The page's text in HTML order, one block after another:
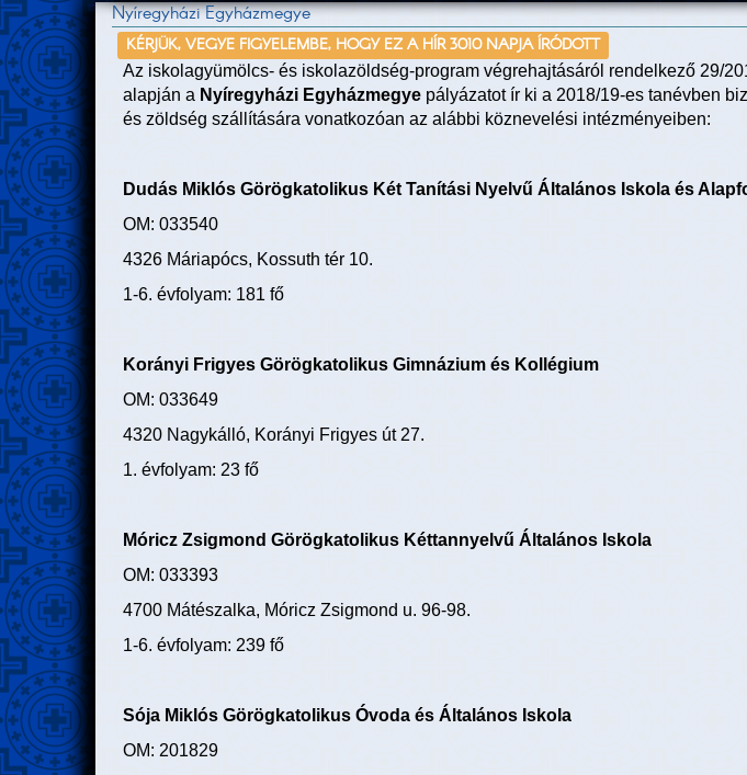
Nyíregyházi Egyházmegye
KÉRJÜK, VEGYE FIGYELEMBE, HOGY EZ A HÍR 3010 NAPJA ÍRÓDOTT
Az iskolagyümölcs- és iskolazöldség-program végrehajtásáról rendelkező 29/
alapján a Nyíregyházi Egyházmegye pályázatot ír ki a 2018/19-es tanévben
és zöldség szállítására vonatkozóan az alábbi köznevelési intézményeiben:
Dudás Miklós Görögkatolikus Két Tanítási Nyelvű Általános Iskola és
OM: 033540
4326 Máriapócs, Kossuth tér 10.
1-6. évfolyam: 181 fő
Korányi Frigyes Görögkatolikus Gimnázium és Kollégium
OM: 033649
4320 Nagykálló, Korányi Frigyes út 27.
1. évfolyam: 23 fő
Móricz Zsigmond Görögkatolikus Kéttannyelvű Általános Iskola
OM: 033393
4700 Mátészalka, Móricz Zsigmond u. 96-98.
1-6. évfolyam: 239 fő
Sója Miklós Görögkatolikus Óvoda és Általános Iskola
OM: 201829